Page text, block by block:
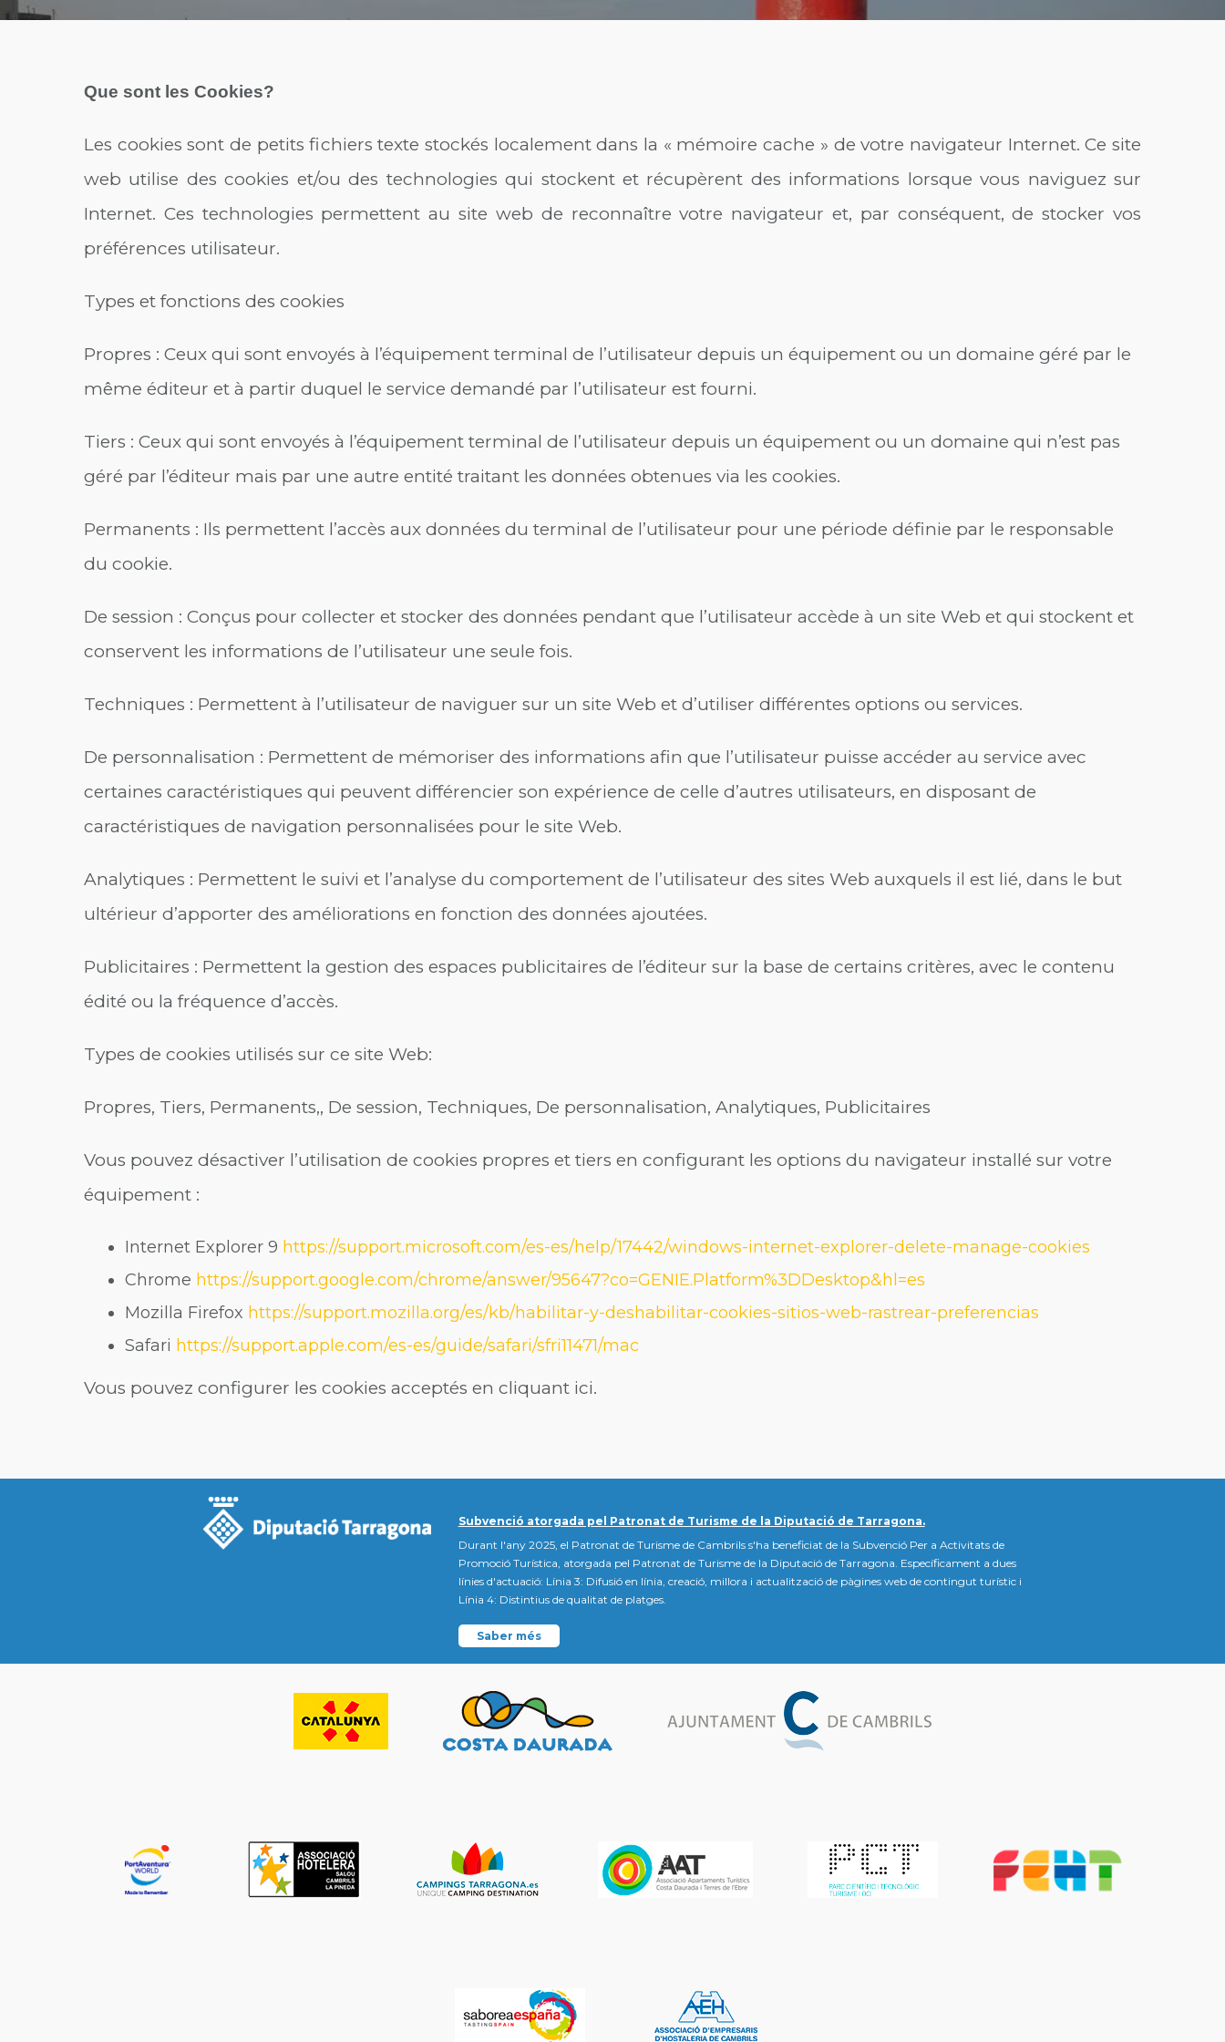
Que sont les Cookies?
Les cookies sont de petits fichiers texte stockés localement dans la « mémoire cache » de votre navigateur Internet. Ce site
web utilise des cookies et/ou des technologies qui stockent et récupèrent des informations lorsque vous naviguez sur
Internet. Ces technologies permettent au site web de reconnaître votre navigateur et, par conséquent, de stocker vos
préférences utilisateur.
Types et fonctions des cookies
Propres : Ceux qui sont envoyés à l’équipement terminal de l’utilisateur depuis un équipement ou un domaine géré par le
même éditeur et à partir duquel le service demandé par l’utilisateur est fourni.
Tiers : Ceux qui sont envoyés à l’équipement terminal de l’utilisateur depuis un équipement ou un domaine qui n’est pas
géré par l’éditeur mais par une autre entité traitant les données obtenues via les cookies.
Permanents : Ils permettent l’accès aux données du terminal de l’utilisateur pour une période définie par le responsable
du cookie.
De session : Conçus pour collecter et stocker des données pendant que l’utilisateur accède à un site Web et qui stockent et
conservent les informations de l’utilisateur une seule fois.
Techniques : Permettent à l’utilisateur de naviguer sur un site Web et d’utiliser différentes options ou services.
De personnalisation : Permettent de mémoriser des informations afin que l’utilisateur puisse accéder au service avec
certaines caractéristiques qui peuvent différencier son expérience de celle d’autres utilisateurs, en disposant de
caractéristiques de navigation personnalisées pour le site Web.
Analytiques : Permettent le suivi et l’analyse du comportement de l’utilisateur des sites Web auxquels il est lié, dans le but
ultérieur d’apporter des améliorations en fonction des données ajoutées.
Publicitaires : Permettent la gestion des espaces publicitaires de l’éditeur sur la base de certains critères, avec le contenu
édité ou la fréquence d’accès.
Types de cookies utilisés sur ce site Web:
Propres, Tiers, Permanents,, De session, Techniques, De personnalisation, Analytiques, Publicitaires
Vous pouvez désactiver l’utilisation de cookies propres et tiers en configurant les options du navigateur installé sur votre
équipement :
Internet Explorer 9 https://support.microsoft.com/es-es/help/17442/windows-internet-explorer-delete-manage-cookies
Chrome https://support.google.com/chrome/answer/95647?co=GENIE.Platform%3DDesktop&hl=es
Mozilla Firefox https://support.mozilla.org/es/kb/habilitar-y-deshabilitar-cookies-sitios-web-rastrear-preferencias
Safari https://support.apple.com/es-es/guide/safari/sfri11471/mac
Vous pouvez configurer les cookies acceptés en cliquant ici.
Subvenció atorgada pel Patronat de Turisme de la Diputació de Tarragona.
Durant l'any 2025, el Patronat de Turisme de Cambrils s'ha beneficiat de la Subvenció Per a Activitats de
Promoció Turística, atorgada pel Patronat de Turisme de la Diputació de Tarragona. Específicament a dues
línies d'actuació: Línia 3: Difusió en línia, creació, millora i actualització de pàgines web de contingut turístic i
Línia 4: Distintius de qualitat de platges.
Saber més